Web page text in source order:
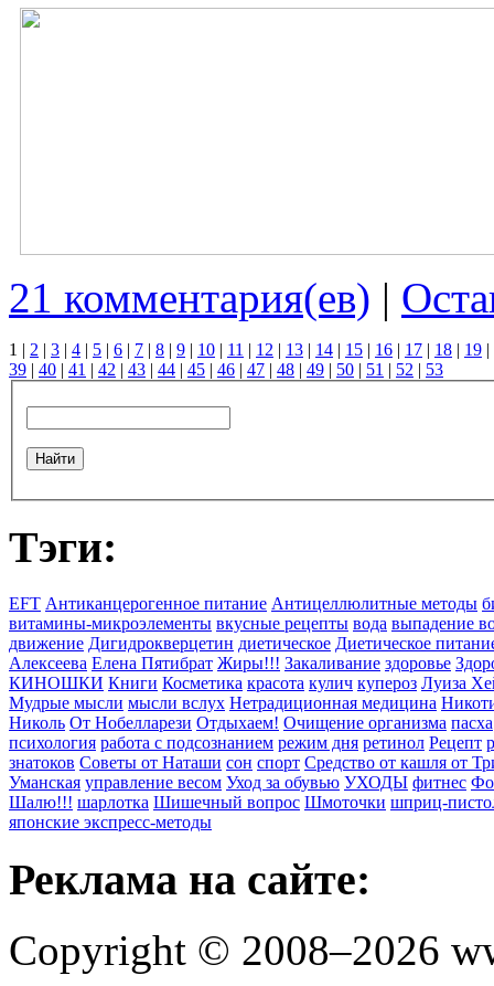
21 комментария(ев) |
1 | 2 | 3 | 4 | 5 | 6 | 7 | 8 | 9 | 10 | 11 | 12 | 13 | 14 | 15 | 16 | 17 | 18 | 19 |
39 | 40 | 41 | 42 | 43 | 44 | 45 | 46 | 47 | 48 | 49 | 50 | 51 | 52 | 53
Тэги:
EFT Антиканцерогенное питание Антицеллюлитные методы
витамины-микроэлементы вкусные рецепты вода выпадение
движение Дигидрокверцетин диетическое Диетическое
Алексеева Елена Пятибрат Жиры!!! Закаливание здоровье
КИНОШКИ Книги Косметика красота кулич купероз Луиза
Мудрые мысли мысли вслух Нетрадиционная медицина
Николь От Нобелларези Отдыхаем! Очищение организма пасха
психология работа с подсознанием режим дня ретинол Рецепт
знатоков Советы от Наташи сон спорт Средство от кашля от
Уманская управление весом Уход за обувью УХОДЫ фитнес
Шалю!!! шарлотка Шишечный вопрос Шмоточки шприц-
японские экспресс-методы
Реклама на сайте:
Copyright © 2008–2026